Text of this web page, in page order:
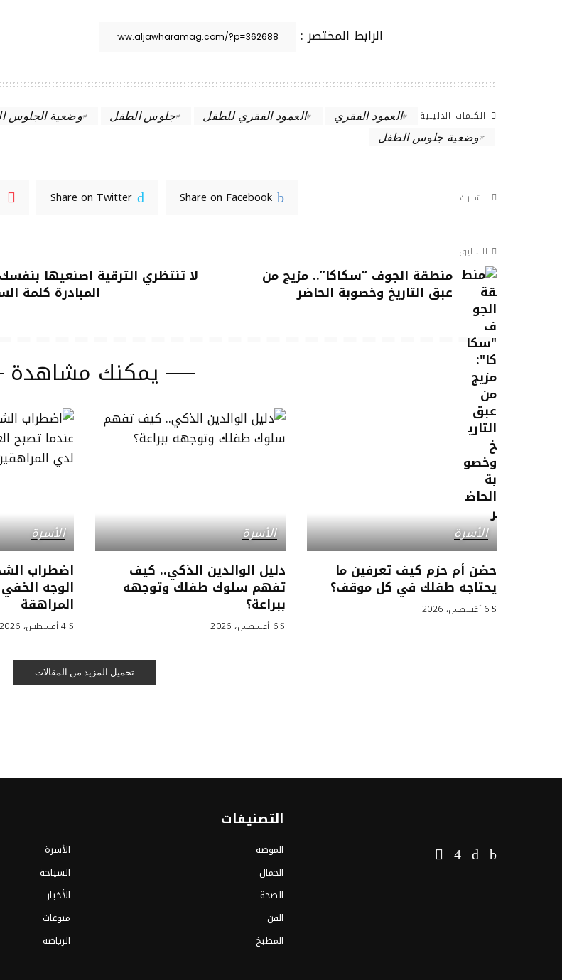
الرابط المختصر :
الكلمات الدليلية العمود الفقري العمود الفقري للطفل جلوس الطفل
وضعية الجلوس
وضعية جلوس الطفل
شارك Share on Facebook
Share on Twitter
السابق
منطقة الجوف “سكاكا”.. مزيج من
عبق التاريخ وخصوبة الحاضر
لا تنتظري الترقية اصنعيها
المبادرة كلمة
يمكنك مشاهدة
الأسرة
حضن أم حزم كيف تعرفين ما
يحتاجه طفلك في كل موقف؟
6 أغسطس، 2026
الأسرة
دليل الوالدين الذكي.. كيف
تفهم سلوك طفلك وتوجهه
ببراعة؟
6 أغسطس، 2026
الأسرة
اضطراب
الوجه
المراهقة
4 أغسطس، 2026
تحميل المزيد من المقالات
التصنيفات
الموضة
الجمال
الصحة
الفن
المطبخ
الأسرة
السياحة
الأخبار
منوعات
الرياضة